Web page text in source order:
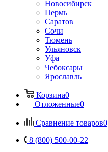
Новосибирск
Пермь
Саратов
Сочи
Тюмень
Ульяновск
Уфа
Чебоксары
Ярославль
Корзина0
Отложенные0
Сравнение товаров0
8 (800) 500-00-22